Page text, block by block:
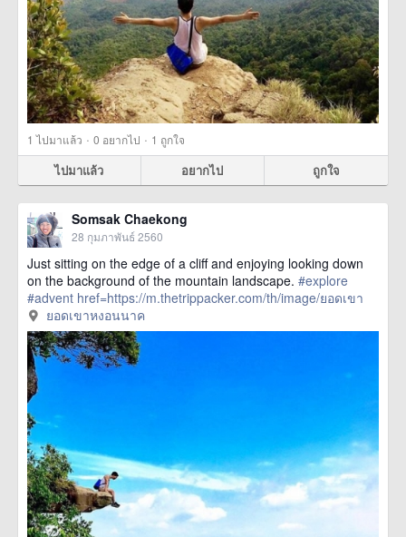
1 ไปมาแล้ว · 0 อยากไป · 1 ถูกใจ
ไปมาแล้ว อยากไป ถูกใจ
Somsak Chaekong
28 กุมภาพันธ์ 2560
Just sitting on the edge of a cliff and enjoying looking down
on the background of the mountain landscape. #explore
#advent href=https://m.thetrippacker.com/th/image/ยอดเขา
หงอนนาค/203847> more
ยอดเขาหงอนนาค